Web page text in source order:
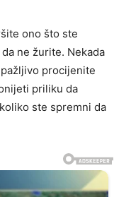
ono što ste
ne žurite. Nekada
procijenite
priliku da
ste spremni da